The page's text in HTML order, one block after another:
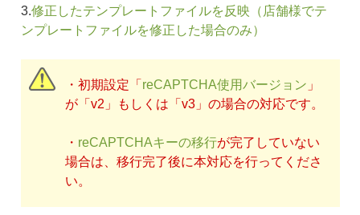
3.修正したテンプレートファイルを反映（店舗様でテ
ンプレートファイルを修正した場合のみ）
・初期設定「 reCAPTCHA使用バージョン 」
が「v2」もしくは「v3」の場合の対応です。
・ reCAPTCHAキーの移行が完了していない
場合は、移行完了後に本対応を行ってくださ
い。